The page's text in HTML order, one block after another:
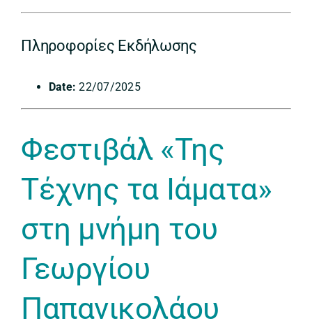
Πληροφορίες Εκδήλωσης
Date: 22/07/2025
Φεστιβάλ «Της
Τέχνης τα Ιάματα»
στη μνήμη του
Γεωργίου
Παπανικολάου